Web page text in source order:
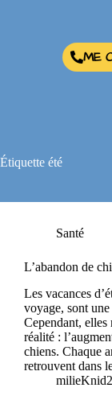
ME
Étiquette été
Santé
L’abandon de
Les vacances
voyage, sont
Cependant, elles
réalité :
chiens. Chaque
retrouvent dans